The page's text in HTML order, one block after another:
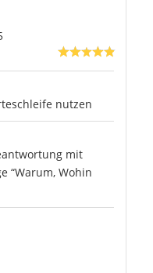
nutzen
mit
“Warum, Wohin